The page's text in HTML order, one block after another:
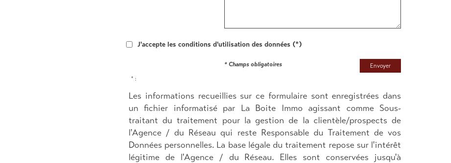
J'accepte les conditions d'utilisation des données (*)
Envoyer
* Champs obligatoires
* :
Les informations recueillies sur ce formulaire sont enregistrées dans
un fichier informatisé par La Boite Immo agissant comme Sous-
traitant du traitement pour la gestion de la clientèle/prospects de
l'Agence / du Réseau qui reste Responsable du Traitement de vos
Données personnelles. La base légale du traitement repose sur l'intérêt
légitime de l'Agence / du Réseau. Elles sont conservées jusqu'à